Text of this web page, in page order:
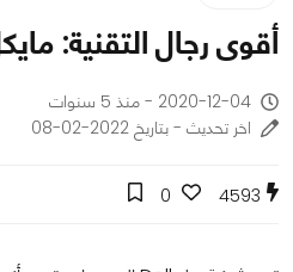
أقوى رجال التقنية:
2020-12-04 - منذ 5 سنوات
اخر تحديث - بتاريخ 2022-02-08
4593
0